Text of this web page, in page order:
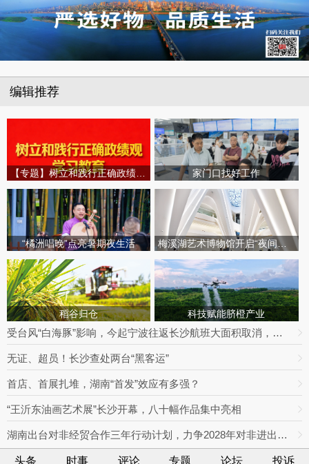
编辑推荐
【专题】树立和践行正确政绩观学习教育 家门口找好工作
“橘洲唱晚”点亮暑期夜生活 梅溪湖艺术博物馆开启“夜间模式”
稻谷归仓 科技赋能脐橙产业
受台风“白海豚”影响，今起宁波往返长沙航班大面积取消，明日19趟次全部停飞｜出行早知道
无证、超员！长沙查处两台“黑客运”
首店、首展扎堆，湖南“首发”效应有多强？
“王沂东油画艺术展”长沙开幕，八十幅作品集中亮相
湖南出台对非经贸合作三年行动计划，力争2028年对非进出口额达800亿元
头条 时事 评论 专题 论坛 投诉